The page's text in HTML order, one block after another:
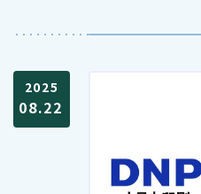
2025
08.22